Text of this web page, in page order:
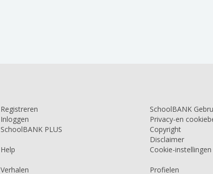
Registreren
Inloggen
SchoolBANK PLUS
Help
Verhalen
SchoolBANK
Privacy-en
Copyright
Disclaimer
Cookie-instellingen
Profielen